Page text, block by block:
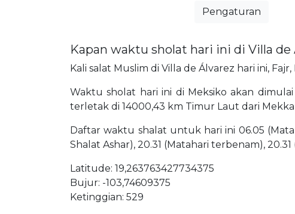
Pengaturan
Kapan waktu sholat hari ini di Villa de
Kali salat Muslim di Villa de Álvarez hari ini,
Waktu sholat hari ini di Meksiko akan dimulai
terletak di 14000,43 km Timur Laut dari
Daftar waktu shalat untuk hari ini 06.05
Shalat Ashar), 20.31 (Matahari terbenam),
Latitude: 19,263763427734375
Bujur: -103,74609375
Ketinggian: 529